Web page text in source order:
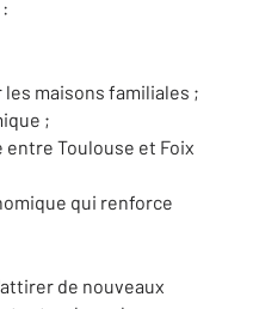
:
maisons familiales ;
;
Toulouse et Foix
qui renforce
de nouveaux